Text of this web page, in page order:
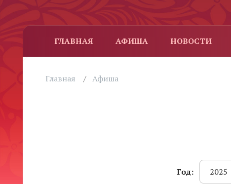
ГЛАВНАЯ АФИША НОВОСТИ
Главная Афиша
Год: 2025